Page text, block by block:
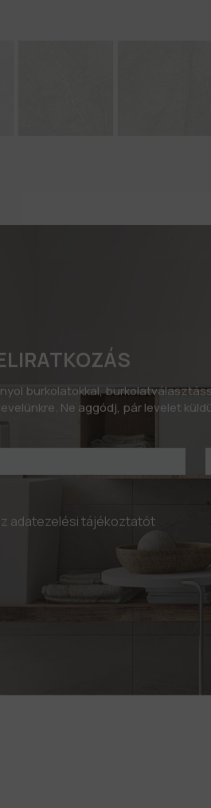
burkolatokkal,
Ne aggódj, pár levelet
adatezelési tájékoztatót